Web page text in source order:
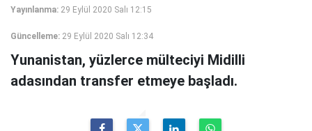
Yayınlanma: 29 Eylül 2020 Salı 12:15
Güncelleme: 29 Eylül 2020 Salı 12:34
Yunanistan, yüzlerce mülteciyi Midilli
adasından transfer etmeye başladı.